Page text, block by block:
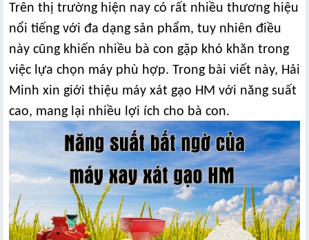
Trên thị trường hiện nay có rất nhiều thương hiệu
nổi tiếng với đa dạng sản phẩm, tuy nhiên điều
này cũng khiến nhiều bà con gặp khó khăn trong
việc lựa chọn máy phù hợp. Trong bài viết này, Hải
Minh xin giới thiệu máy xát gạo HM với năng suất
cao, mang lại nhiều lợi ích cho bà con.